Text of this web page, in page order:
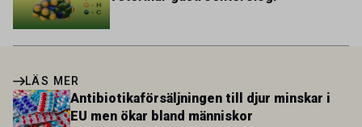
LÄS MER
Antibiotikaförsäljningen till djur minskar i
EU men ökar bland människor